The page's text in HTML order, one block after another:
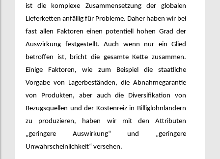
ist die komplexe Zusammensetzung der globalen
Lieferketten anfällig für Probleme. Daher haben wir bei
fast allen Faktoren einen potentiell hohen Grad der
Auswirkung festgestellt. Auch wenn nur ein Glied
betroffen ist, bricht die gesamte Kette zusammen.
Einige Faktoren, wie zum Beispiel die staatliche
Vorgabe von Lagerbeständen, die Abnahmegarantie
von Produkten, aber auch die Diversifikation von
Bezugsquellen und der Kostenreiz in Billiglohnländern
zu produzieren, haben wir mit den Attributen
„geringere Auswirkung“ und „geringere
Unwahrscheinlichkeit“ versehen.